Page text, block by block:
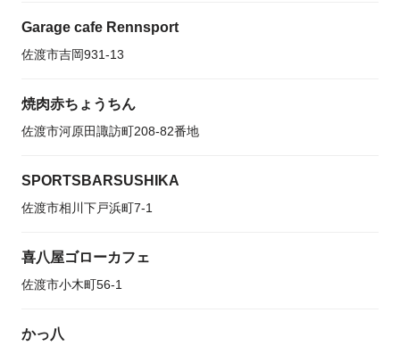
Garage cafe Rennsport
佐渡市吉岡931-13
焼肉赤ちょうちん
佐渡市河原田諏訪町208-82番地
SPORTSBARSUSHIKA
佐渡市相川下戸浜町7-1
喜八屋ゴローカフェ
佐渡市小木町56-1
かっ八